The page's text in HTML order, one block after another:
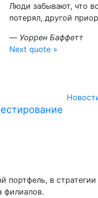
Люди забывают, что
потерял, другой
— Уоррен Баффетт
Next quote »
в
филиалов.